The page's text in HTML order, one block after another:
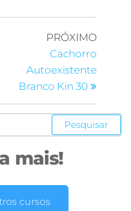
PRÓXIMO
Cachorro
Autoexistente
Branco Kin 30
mais!
cursos